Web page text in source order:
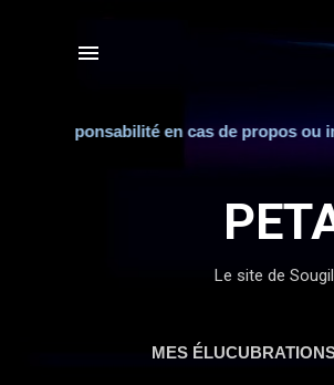
en cas de propos ou image
Le site de
MES